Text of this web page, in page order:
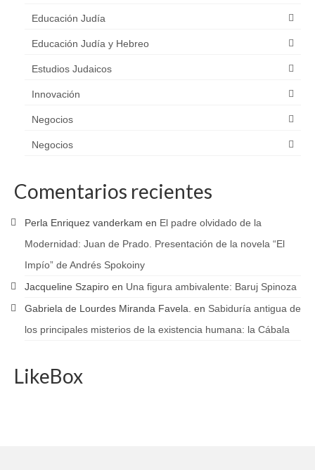
Educación Judía
Educación Judía y Hebreo
Estudios Judaicos
Innovación
Negocios
Negocios
Comentarios recientes
Perla Enriquez vanderkam en El padre olvidado de la
Modernidad: Juan de Prado. Presentación de la novela “El
Impío” de Andrés Spokoiny
Jacqueline Szapiro en Una figura ambivalente: Baruj Spinoza
Gabriela de Lourdes Miranda Favela. en Sabiduría antigua de
los principales misterios de la existencia humana: la Cábala
LikeBox